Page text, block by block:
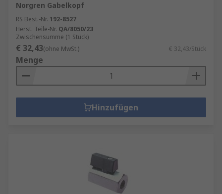
Norgren Gabelkopf
RS Best.-Nr. 192-8527
Herst. Teile-Nr. QA/8050/23
Zwischensumme (1 Stück)
€ 32,43(ohne MwSt.) € 32,43/Stück
Menge
Hinzufügen